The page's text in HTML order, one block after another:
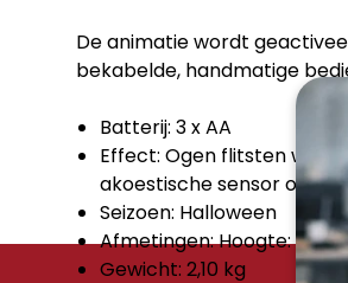
De animatie wordt
bekabelde, handmatige
Batterij: 3 x AA
Effect: Ogen flitsten wit;
akoestische sensor of
Seizoen: Halloween
Afmetingen: Hoogte: 1,9 m
Gewicht: 2,10 kg